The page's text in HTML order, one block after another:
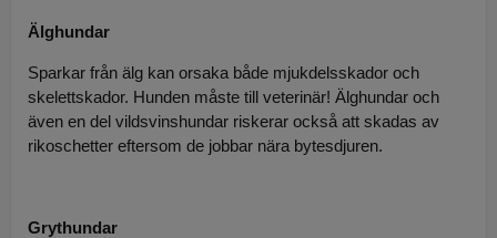
Älghundar
Sparkar från älg kan orsaka både mjukdelsskador och
skelettskador. Hunden måste till veterinär! Älghundar och
även en del vildsvinshundar riskerar också att skadas av
rikoschetter eftersom de jobbar nära bytesdjuren.
Grythundar